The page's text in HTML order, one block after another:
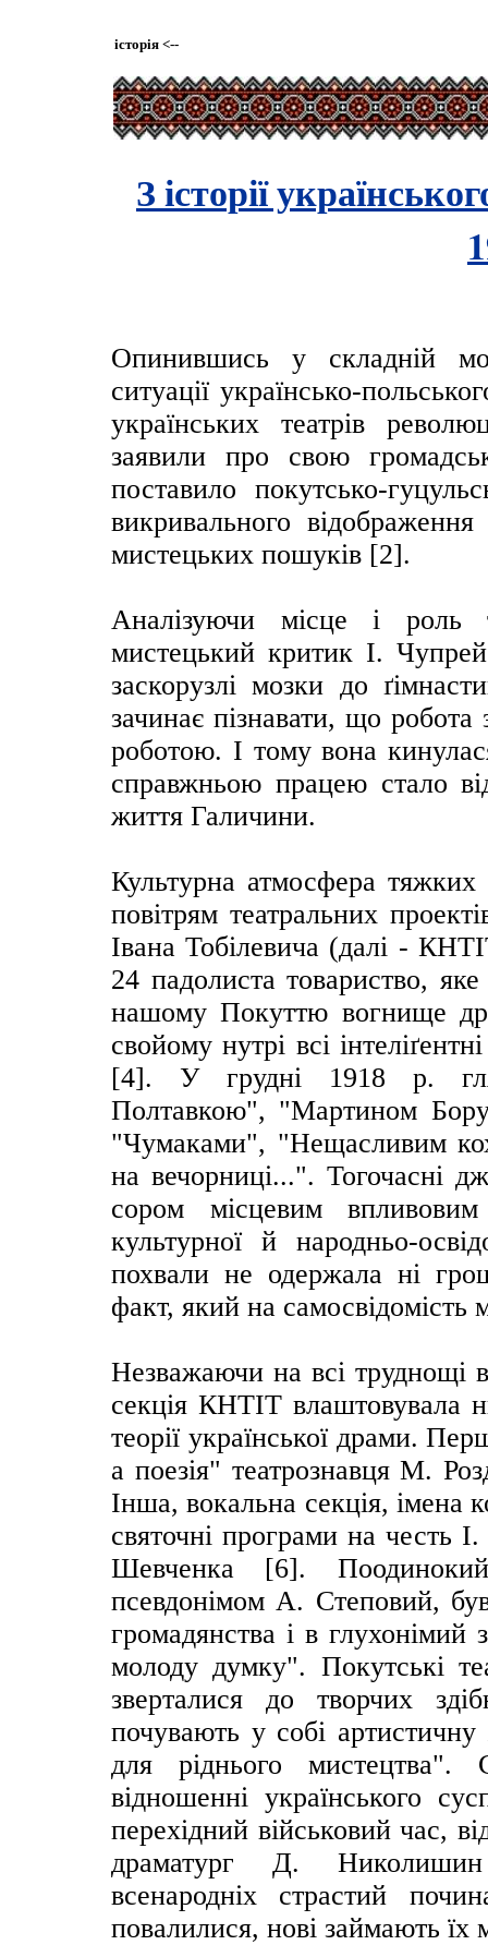
історія <--
З історії
Опинившись у складній
ситуації українсько-
українських театрів
заявили про свою
поставило покутсько-
викривального
мистецьких пошуків [2].
Аналізуючи місце і роль
мистецький критик І.
заскорузлі мозки до
зачинає пізнавати, що
роботою. І тому вона
справжньою працею стало
життя Галичини.
Культурна атмосфера
повітрям театральних
Івана Тобілевича (далі -
24 падолиста товариство,
нашому Покуттю вогнище
свойому нутрі всі
[4]. У грудні 1918 р.
Полтавкою", "Мартином
"Чумаками", "Нещасливим
на вечорниці...". Тогочасні
сором місцевим
культурної й народньо-
похвали не одержала ні
факт, який на самосвідомість
Незважаючи на всі труднощі
секція КНТІТ влаштовувала
теорії української драми.
а поезія" театрознавця М.
Інша, вокальна секція, імена
святочні програми на честь
Шевченка [6].
псевдонімом А. Степовий,
громадянства і в глухонімий
молоду думку". Покутські
зверталися до творчих
почувають у собі
для ріднього мистецтва".
відношенні українського
перехідний військовий час,
драматург Д.
всенародніх страстий
повалилися, нові займають їх